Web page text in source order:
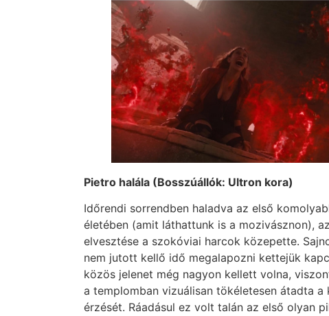
Pietro halála (Bosszúállók: Ultron kora)
Időrendi sorrendben haladva az első
életében (amit láthattunk is a mozivásznon),
elvesztése a szokóviai harcok közepette.
nem jutott kellő idő megalapozni kettejük
közös jelenet még nagyon kellett volna,
a templomban vizuálisan tökéletesen átadta a
érzését. Ráadásul ez volt talán az első olyan